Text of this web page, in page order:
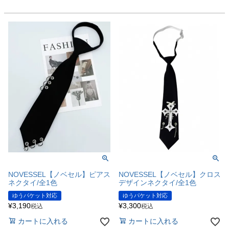
NOVESSEL【ノベセル】ピアス
ネクタイ/全1色
ゆうパケット対応
¥3,190税込
カートに入れる
NOVESSEL【ノベセル】クロス
デザインネクタイ/全1色
ゆうパケット対応
¥3,300税込
カートに入れる